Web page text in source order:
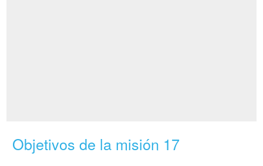
Objetivos de la misión 17